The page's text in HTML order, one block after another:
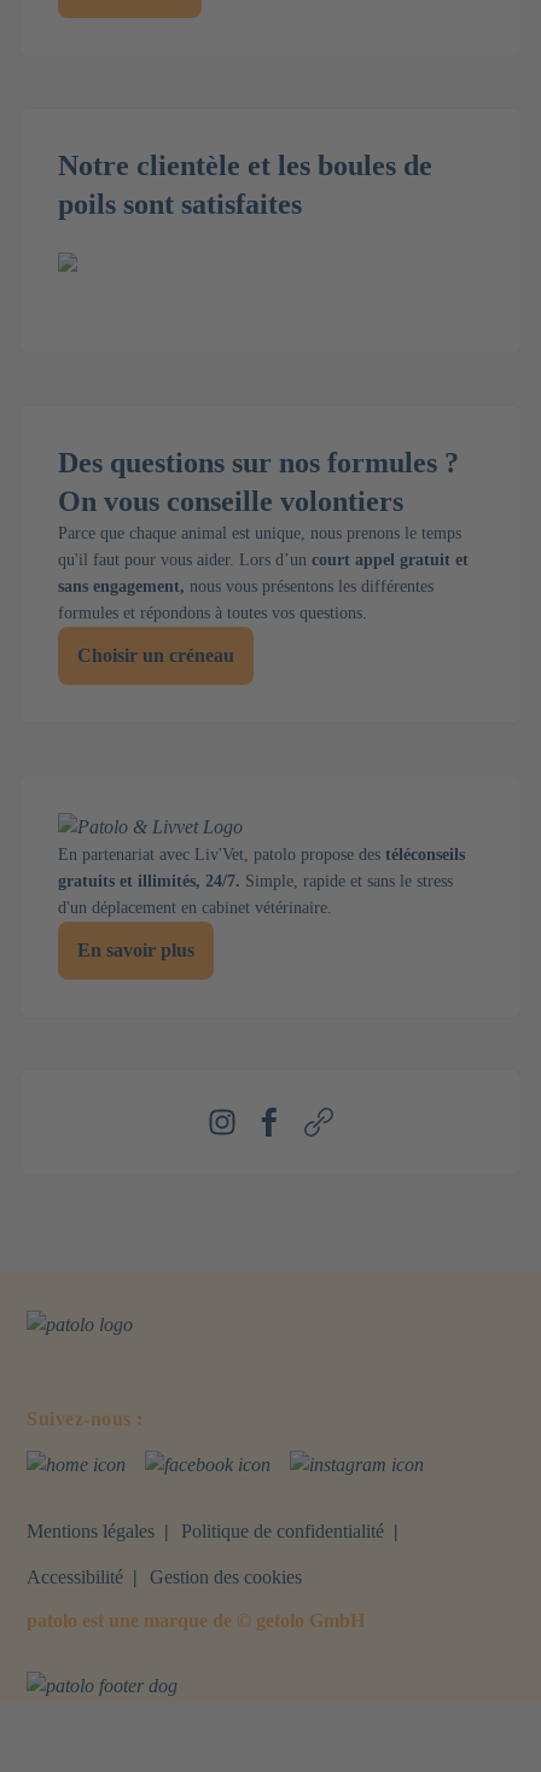
Notre clientèle et les boules de
poils sont satisfaites
Des questions sur nos formules ?
On vous conseille volontiers
Parce que chaque animal est unique, nous prenons le temps
qu'il faut pour vous aider. Lors d’un court appel gratuit et
sans engagement, nous vous présentons les différentes
formules et répondons à toutes vos questions.
Choisir un créneau
En partenariat avec Liv'Vet, patolo propose des téléconseils
gratuits et illimités, 24/7. Simple, rapide et sans le stress
d'un déplacement en cabinet vétérinaire.
En savoir plus
Suivez-nous :
Mentions légales
Politique de confidentialité
Accessibilité Gestion des cookies
patolo est une marque de © getolo GmbH